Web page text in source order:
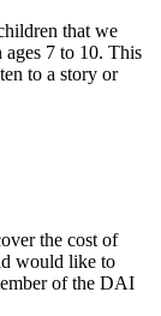
that we
7 to 10. This
to a story or
the cost of
would like to
of the DAI